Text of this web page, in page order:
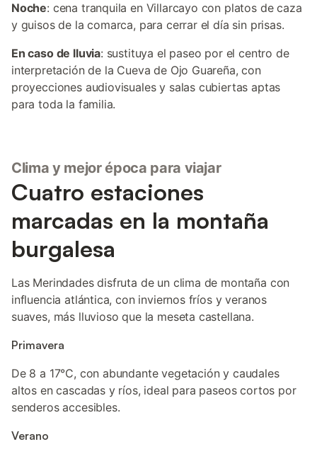
Noche: cena tranquila en Villarcayo con platos de caza
y guisos de la comarca, para cerrar el día sin prisas.
En caso de lluvia: sustituya el paseo por el centro de
interpretación de la Cueva de Ojo Guareña, con
proyecciones audiovisuales y salas cubiertas aptas
para toda la familia.
Clima y mejor época para viajar
Cuatro estaciones
marcadas en la montaña
burgalesa
Las Merindades disfruta de un clima de montaña con
influencia atlántica, con inviernos fríos y veranos
suaves, más lluvioso que la meseta castellana.
Primavera
De 8 a 17°C, con abundante vegetación y caudales
altos en cascadas y ríos, ideal para paseos cortos por
senderos accesibles.
Verano